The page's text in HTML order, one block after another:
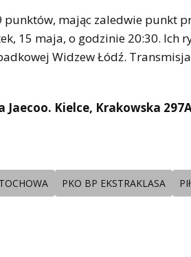
punktów, mając zaledwie punkt
15 maja, o godzinie 20:30. Ich
Widzew Łódź.
Jaecoo. Kielce, Krakowska
PKO BP EKSTRAKLASA